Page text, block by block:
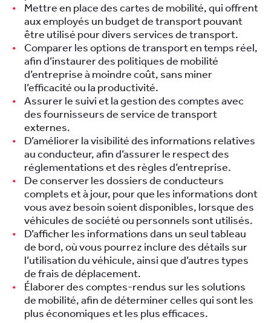
Mettre en place des cartes de mobilité, qui offrent
aux employés un budget de transport pouvant
être utilisé pour divers services de transport.
Comparer les options de transport en temps réel,
afin d’instaurer des politiques de mobilité
d’entreprise à moindre coût, sans miner
l’efficacité ou la productivité.
Assurer le suivi et la gestion des comptes avec
des fournisseurs de service de transport
externes.
D’améliorer la visibilité des informations relatives
au conducteur, afin d’assurer le respect des
réglementations et des règles d’entreprise.
De conserver les dossiers de conducteurs
complets et à jour, pour que les informations dont
vous avez besoin soient disponibles, lorsque des
véhicules de société ou personnels sont utilisés.
D’afficher les informations dans un seul tableau
de bord, où vous pourrez inclure des détails sur
l’utilisation du véhicule, ainsi que d’autres types
de frais de déplacement.
Élaborer des comptes-rendus sur les solutions
de mobilité, afin de déterminer celles qui sont les
plus économiques et les plus efficaces.